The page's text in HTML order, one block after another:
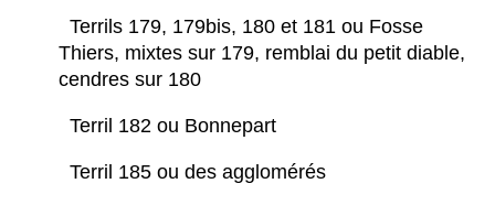
Terrils 179, 179bis, 180 et 181 ou Fosse
Thiers, mixtes sur 179, remblai du petit diable,
cendres sur 180
Terril 182 ou Bonnepart
Terril 185 ou des agglomérés